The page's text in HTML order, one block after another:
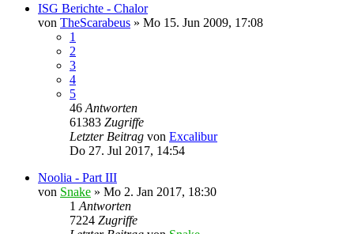
ISG Berichte - Chalor
von TheScarabeus » Mo 15. Jun 2009, 17:08
1
2
3
4
5
46 Antworten
61383 Zugriffe
Letzter Beitrag von Excalibur
Do 27. Jul 2017, 14:54
Noolia - Part III
von Snake » Mo 2. Jan 2017, 18:30
1 Antworten
7224 Zugriffe